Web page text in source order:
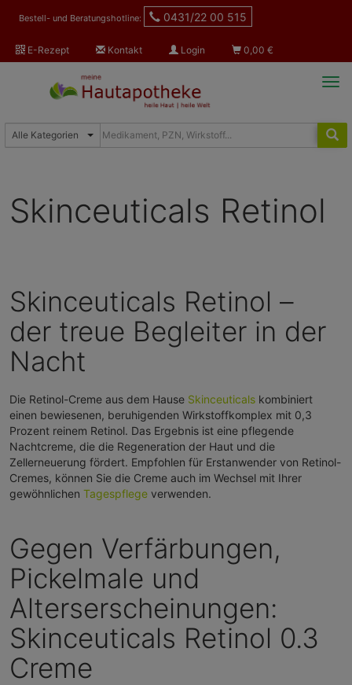
Bestell- und Beratungshotline: 0431/22 00 515
E-Rezept Kontakt Login 0,00 €
Skinceuticals Retinol
Skinceuticals Retinol –
der treue Begleiter in der
Nacht
Die Retinol-Creme aus dem Hause Skinceuticals kombiniert
einen bewiesenen, beruhigenden Wirkstoffkomplex mit 0,3
Prozent reinem Retinol. Das Ergebnis ist eine pflegende
Nachtcreme, die die Regeneration der Haut und die
Zellerneuerung fördert. Empfohlen für Erstanwender von Retinol-
Cremes, können Sie die Creme auch im Wechsel mit Ihrer
gewöhnlichen Tagespflege verwenden.
Gegen Verfärbungen,
Pickelmale und
Alterserscheinungen:
Skinceuticals Retinol 0.3
Creme